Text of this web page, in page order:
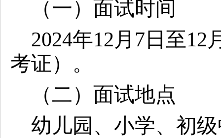
（一）面试时间
2024年12 月 7 日至12
考证）。
（二）面试地点
幼儿园、小学、初